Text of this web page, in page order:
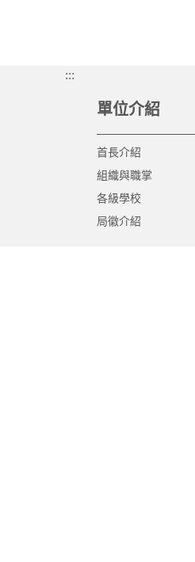
:::
單位介紹
首長介紹
組織與職掌
各級學校
局徽介紹